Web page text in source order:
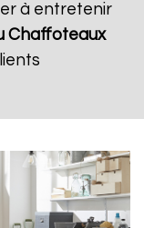
à entretenir
Chaffoteaux